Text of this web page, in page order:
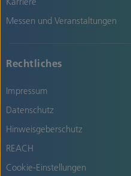
Messen und Veranstaltungen
Rechtliches
Impressum
Datenschutz
Hinweisgeberschutz
REACH
Cookie-Einstellungen